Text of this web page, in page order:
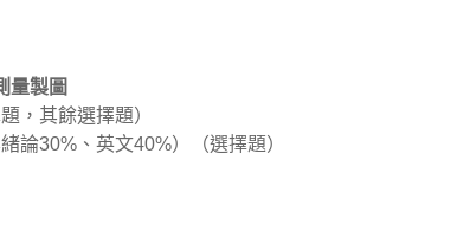
量製圖
，其餘選擇題）
論30%、英文40%）（選擇題）